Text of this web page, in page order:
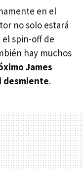
en el
no solo estará
spin-off de
hay muchos
James
desmiente.